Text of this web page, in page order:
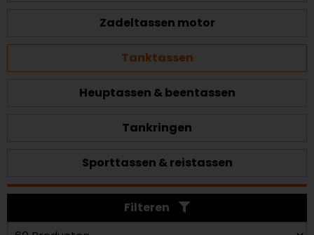
Zadeltassen motor
Tanktassen
Heuptassen & beentassen
Tankringen
Sporttassen & reistassen
Filteren